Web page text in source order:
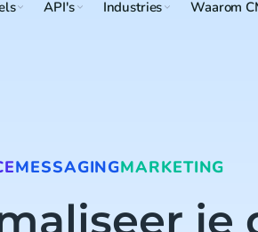
API's Industries Waarom
MESSAGINGMARKETING
je